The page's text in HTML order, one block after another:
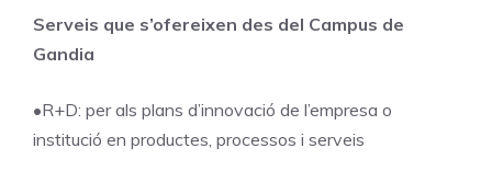
Serveis que s’ofereixen des del Campus de
Gandia
•R+D: per als plans d’innovació de l’empresa o
institució en productes, processos i serveis